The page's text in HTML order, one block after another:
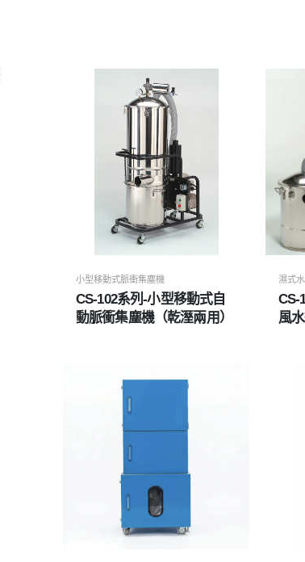
小型移動式脈衝集塵機
CS-102系列-小型移動式自
動脈衝集塵機（乾溼兩用）
濕式
CS-
風